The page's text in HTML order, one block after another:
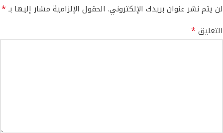
لن يتم نشر عنوان بريدك الإلكتروني. الحقول الإلزامية مشار إليها بـ *
التعليق *